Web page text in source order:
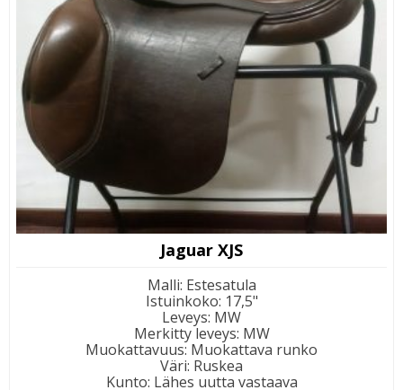
Jaguar XJS
Malli: Estesatula
Istuinkoko: 17,5"
Leveys: MW
Merkitty leveys: MW
Muokattavuus: Muokattava runko
Väri: Ruskea
Kunto: Lähes uutta vastaava